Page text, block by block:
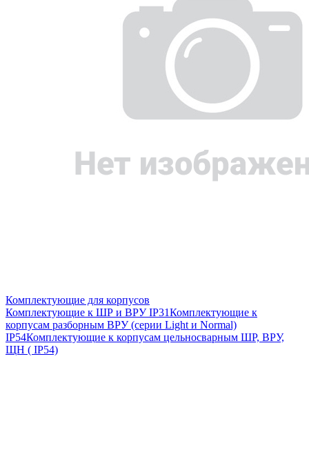
Комплектующие для корпусов
Комплектующие к ШР и ВРУ IP31Комплектующие к
корпусам разборным ВРУ (серии Light и Normal)
IP54Комплектующие к корпусам цельносварным ШР, ВРУ,
ЩН ( IP54)